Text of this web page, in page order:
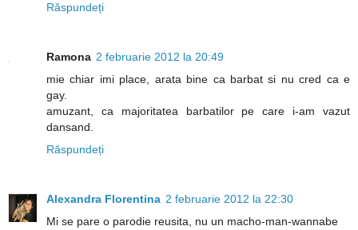
Răspundeți
Ramona 2 februarie 2012 la 20:49
mie chiar imi place, arata bine ca barbat si nu cred ca e
gay.
amuzant, ca majoritatea barbatilor pe care i-am vazut
dansand.
Răspundeți
Alexandra Florentina 2 februarie 2012 la 22:30
Mi se pare o parodie reusita, nu un macho-man-wannabe